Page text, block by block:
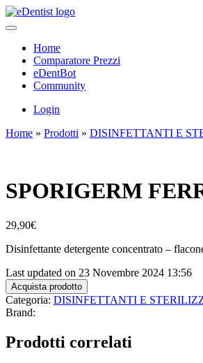
Home
Comparatore Prezzi
eDentBot
Community
Login
Home » Prodotti » DISINFETTANTI E
SPORIGERM
29,90€
Disinfettante detergente concentrato –
Last updated on 23 Novembre 2024 13:56
Acquista prodotto
Categoria: DISINFETTANTI E
Brand:
Prodotti correlati